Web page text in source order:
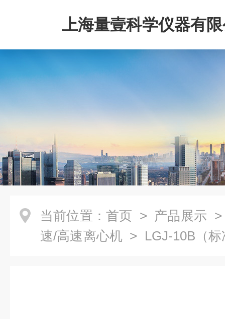
上海量壹科学仪器有
当前位置： 首页 > 产品展示
速/高速离心机 > LGJ-10B（